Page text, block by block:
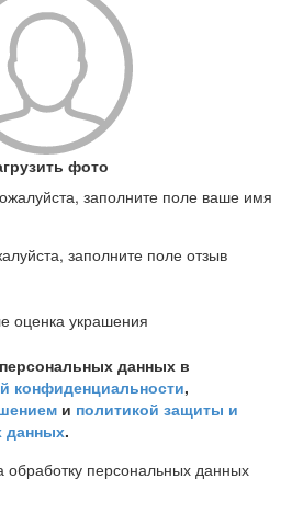
фото
заполните поле ваше имя
заполните поле отзыв
оценка украшения
данных в
конфиденциальности,
и политикой защиты и
данных.
обработку персональных данных